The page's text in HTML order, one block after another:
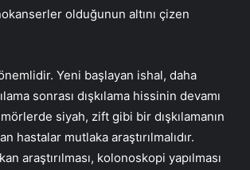
olduğunun altını çizen
önemlidir. Yeni başlayan ishal, daha
sonrası dışkılama hissinin devamı
siyah, zift gibi bir dışkılamanın
hastalar mutlaka araştırılmalıdır.
araştırılması, kolonoskopi yapılması